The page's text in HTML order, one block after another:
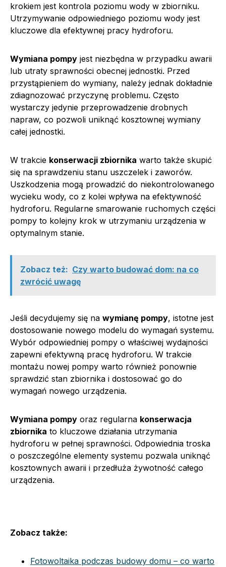
krokiem jest kontrola poziomu wody w zbiorniku.
Utrzymywanie odpowiedniego poziomu wody jest
kluczowe dla efektywnej pracy hydroforu.
Wymiana pompy jest niezbędna w przypadku awarii
lub utraty sprawności obecnej jednostki. Przed
przystąpieniem do wymiany, należy jednak dokładnie
zdiagnozować przyczynę problemu. Często
wystarczy jedynie przeprowadzenie drobnych
napraw, co pozwoli uniknąć kosztownej wymiany
całej jednostki.
W trakcie konserwacji zbiornika warto także skupić
się na sprawdzeniu stanu uszczelek i zaworów.
Uszkodzenia mogą prowadzić do niekontrolowanego
wycieku wody, co z kolei wpływa na efektywność
hydroforu. Regularne smarowanie ruchomych części
pompy to kolejny krok w utrzymaniu urządzenia w
optymalnym stanie.
Zobacz też: Czy warto budować dom: na co
zwrócić uwagę
Jeśli decydujemy się na wymianę pompy, istotne jest
dostosowanie nowego modelu do wymagań systemu.
Wybór odpowiedniej pompy o właściwej wydajności
zapewni efektywną pracę hydroforu. W trakcie
montażu nowej pompy warto również ponownie
sprawdzić stan zbiornika i dostosować go do
wymagań nowego urządzenia.
Wymiana pompy oraz regularna konserwacja
zbiornika to kluczowe działania utrzymania
hydroforu w pełnej sprawności. Odpowiednia troska
o poszczególne elementy systemu pozwala uniknąć
kosztownych awarii i przedłuża żywotność całego
urządzenia.
Zobacz także:
Fotowoltaika podczas budowy domu – co warto